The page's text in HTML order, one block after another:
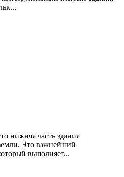
нижняя часть здания,
Это важнейший
выполняет...